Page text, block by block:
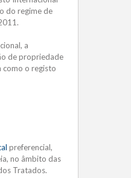
do regime de
a
de propriedade
como o registo
preferencial,
no âmbito das
Tratados.